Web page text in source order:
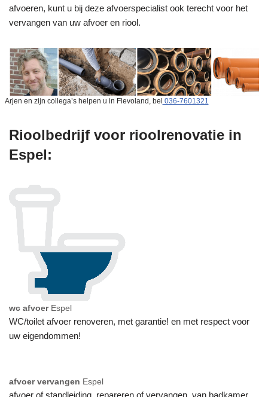
afvoeren, kunt u bij deze afvoerspecialist ook terecht voor het
vervangen van uw afvoer en riool.
Arjen en zijn collega’s helpen u in Flevoland, bel 036-7601321
Rioolbedrijf voor rioolrenovatie in
Espel:
wc afvoer Espel
WC/toilet afvoer renoveren, met garantie! en met respect voor
uw eigendommen!
afvoer vervangen Espel
afvoer of standleiding, repareren of vervangen, van badkamer,